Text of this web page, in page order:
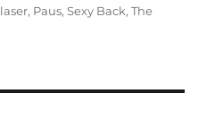
, Paus,Sexy Back,The